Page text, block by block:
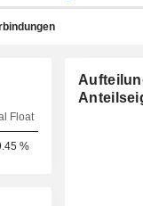
Float
%